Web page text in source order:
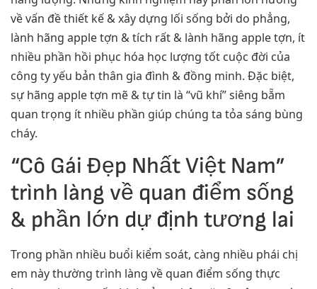
về vấn đề thiết kế & xây dựng lối sống bởi do phẳng,
lành hãng apple tợn & tích rất & lành hãng apple tợn, ít
nhiều phần hồi phục hóa học lượng tốt cuộc đời của
công ty yếu bản thân gia đình & đồng minh. Đặc biệt,
sự hãng apple tợn mẽ & tự tin là “vũ khí” siêng bẵm
quan trọng ít nhiều phần giúp chúng ta tỏa sáng bùng
cháy.
“Cô Gái Đẹp Nhất Việt Nam”
trình làng về quan điểm sống
& phần lớn dự định tương lai
Trong phần nhiều buổi kiểm soát, càng nhiều phái chị
em này thường trình làng về quan điểm sống thực